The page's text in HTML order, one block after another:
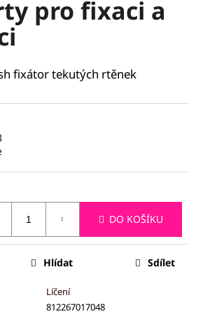
pro fixaci a
fixátor tekutých rtěnek
DO KOŠÍKU
Líčení
812267017048
Hlídat Sdílet